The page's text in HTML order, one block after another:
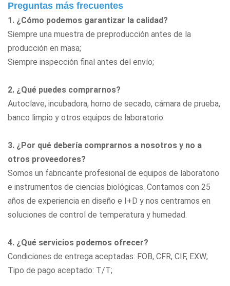
Preguntas más frecuentes
1. ¿Cómo podemos garantizar la calidad?
Siempre una muestra de preproducción antes de la
producción en masa;
Siempre inspección final antes del envío;
2. ¿Qué puedes comprarnos?
Autoclave, incubadora, horno de secado, cámara de prueba,
banco limpio y otros equipos de laboratorio.
3. ¿Por qué debería comprarnos a nosotros y no a
otros proveedores?
Somos un fabricante profesional de equipos de laboratorio
e instrumentos de ciencias biológicas. Contamos con 25
años de experiencia en diseño e I+D y nos centramos en
soluciones de control de temperatura y humedad.
4. ¿Qué servicios podemos ofrecer?
Condiciones de entrega aceptadas: FOB, CFR, CIF, EXW;
Tipo de pago aceptado: T/T;